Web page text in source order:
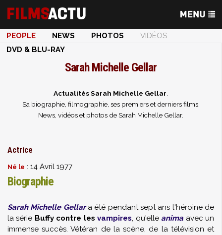
PEOPLE NEWS PHOTOS
VIDÉOS
DVD & BLU-RAY
Sarah Michelle Gellar
Actualités Sarah Michelle Gellar
Sa biographie, filmographie, ses premiers et derniers films.
News, vidéos et photos de Sarah Michelle Gellar.
Actrice
Né le : 14 Avril 1977
Biographie
Sarah Michelle Gellara été pendant sept ans l'héroine de
la série Buffy contre lesvampires, qu'elle anima avec un
immense succès. Vétéran de la scène, de la télévision et